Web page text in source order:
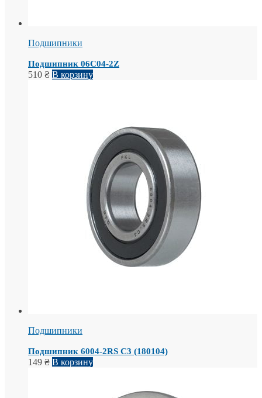
Подшипники
Подшипник 06С04-2Z
510 ₴ В корзину
Подшипники
Подшипник 6004-2RS C3 (180104)
149 ₴ В корзину